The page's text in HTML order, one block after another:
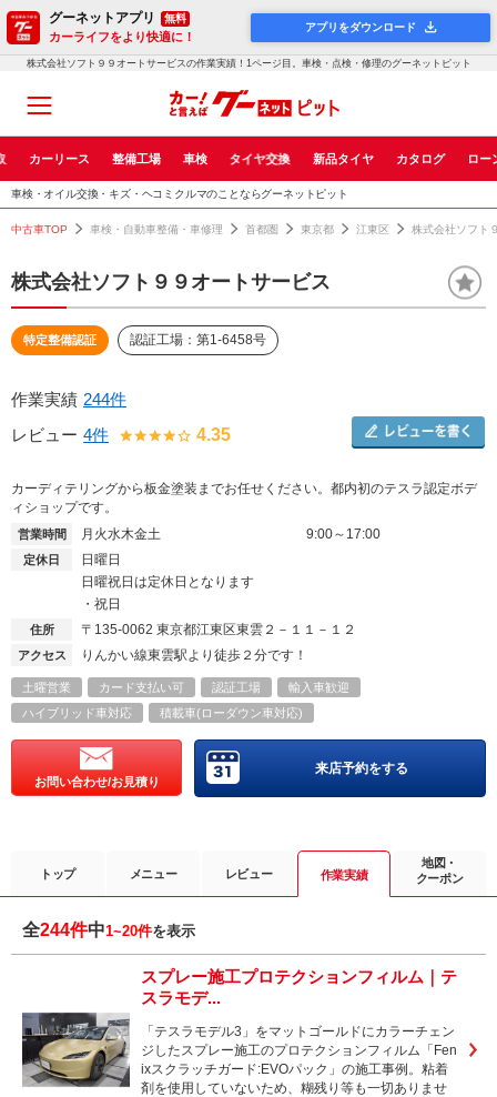
グーネットアプリ 無料
カーライフをより快適に！
アプリをダウンロード
株式会社ソフト９９オートサービスの作業実績！1ページ目。車検・点検・修理のグーネットピット
カーリース 整備工場 車検 タイヤ交換 新品タイヤ カタログ ロー
車検・オイル交換・キズ・ヘコミクルマのことならグーネットピット
中古車TOP 車検・自動車整備・車修理 首都圏 東京都 江東区 株式会社ソフト
株式会社ソフト９９オートサービス
特定整備認証 認証工場：第1-6458号
作業実績 244件
レビュー 4件 4.35
カーディテリングから板金塗装までお任せください。都内初のテスラ認定ボデ
ィショップです。
営業時間 月火水木金土 9:00～17:00
定休日
日曜日
日曜祝日は定休日となります
・祝日
住所 〒135-0062 東京都江東区東雲２－１１－１２
アクセス りんかい線東雲駅より徒歩２分です！
土曜営業 カード支払い可 認証工場
輸入車歓迎
ハイブリッド車対応
積載車(ローダウン車対応)
お問い合わせ/お見積り
来店予約をする
トップ メニュー レビュー 作業実績
地図・
クーポン
全244件中1~20件を表示
スプレー施工プロテクションフィルム｜テ
スラモデ...
「テスラモデル3」をマットゴールドにカラーチェン
ジしたスプレー施工のプロテクションフィルム「Fen
ixスクラッチガード:EVOパック」の施工事例。粘着
剤を使用していないため、糊残り等も一切ありませ